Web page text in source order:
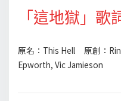
「這地獄」歌
原名：This Hell 原創：
Epworth, Vic Jamieson